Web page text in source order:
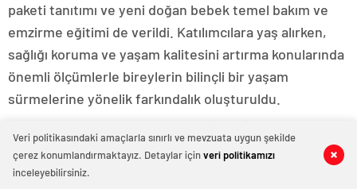
0 0
0 0
0 0
0 0
0 0
0 0
paketi tanıtımı ve yeni doğan bebek temel bakım ve
emzirme eğitimi de verildi. Katılımcılara yaş alırken,
sağlığı koruma ve yaşam kalitesini artırma konularında
önemli ölçümlerle bireylerin bilinçli bir yaşam
sürmelerine yönelik farkındalık oluşturuldu.
“Kadının Derdi Ne?” etkinliklerinde ise önemli konular
masaya yatırıldı. Kadına şiddetle mücadele, kadının
0 0
Veri politikasındaki amaçlarla sınırlı ve mevzuata uygun şekilde
çerez konumlandırmaktayız. Detaylar içinveri politikamızı
inceleyebilirsiniz.